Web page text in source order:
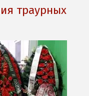
траурных